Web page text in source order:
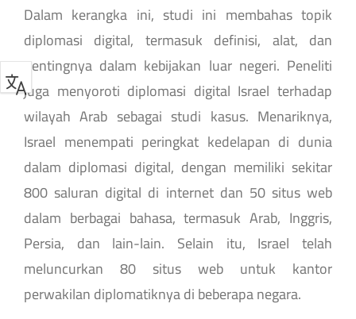
Dalam kerangka ini, studi ini membahas topik
diplomasi digital, termasuk definisi, alat, dan
pentingnya dalam kebijakan luar negeri. Peneliti
juga menyoroti diplomasi digital Israel terhadap
wilayah Arab sebagai studi kasus. Menariknya,
Israel menempati peringkat kedelapan di dunia
dalam diplomasi digital, dengan memiliki sekitar
800 saluran digital di internet dan 50 situs web
dalam berbagai bahasa, termasuk Arab, Inggris,
Persia, dan lain-lain. Selain itu, Israel telah
meluncurkan 80 situs web untuk kantor
perwakilan diplomatiknya di beberapa negara.